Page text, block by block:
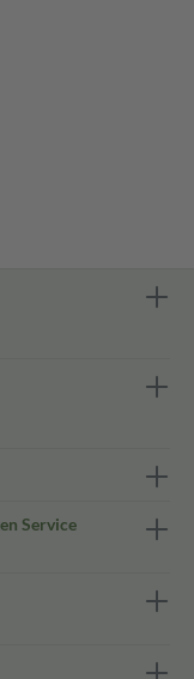
Service